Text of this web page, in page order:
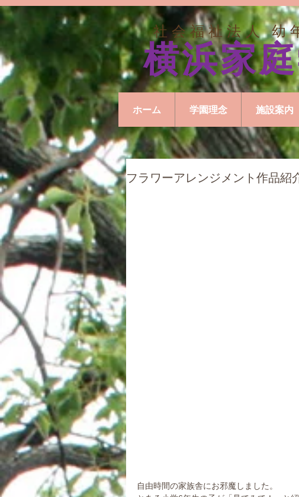
社会福祉法人 幼
横浜家
ホーム 学園理念 施設案内
フラワーアレンジメント作品紹
自由時間の家族舎にお邪魔しました。